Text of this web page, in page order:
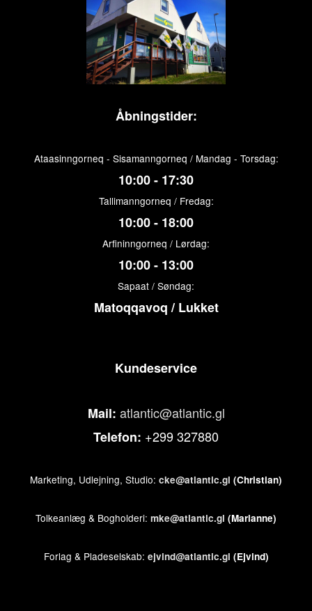
Åbningstider:
Ataasinngorneq - Sisamanngorneq / Mandag - Torsdag:
10:00 - 17:30
Tallimanngorneq / Fredag:
10:00 - 18:00
Arfininngorneq / Lørdag:
10:00 - 13:00
Sapaat / Søndag:
Matoqqavoq / Lukket
Kundeservice
Mail: atlantic@atlantic.gl
Telefon: +299 327880
Marketing, Udlejning, Studio: cke@atlantic.gl (Christian)
Tolkeanlæg & Bogholderi: mke@atlantic.gl (Marianne)
Forlag & Pladeselskab: ejvind@atlantic.gl (Ejvind)